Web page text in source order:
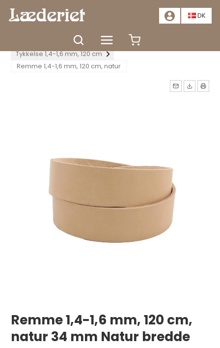
📣TILBUD - SPAR MINDST 20%. KLIK HER📣
DK
Materialer
Læderrem
Tykkelse 1,4-1,6 mm, 120 cm
Remme 1,4-1,6 mm, 120 cm, natur
Måske kunne nogle af disse
Remme 1,4-1,6 mm, 120 cm,
natur 34 mm Natur bredde